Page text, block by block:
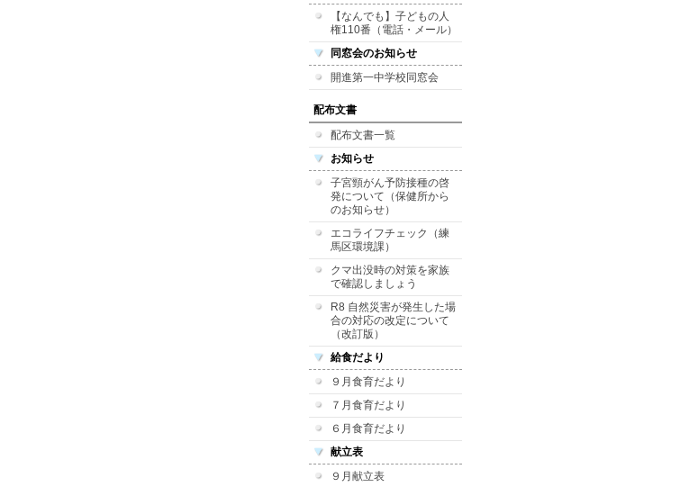
【なんでも】子どもの人
権110番（電話・メール）
同窓会のお知らせ
開進第一中学校同窓会
配布文書
配布文書一覧
お知らせ
子宮頸がん予防接種の啓
発について（保健所から
のお知らせ）
エコライフチェック（練
馬区環境課）
クマ出没時の対策を家族
で確認しましょう
R8 自然災害が発生した場
合の対応の改定について
（改訂版）
給食だより
９月食育だより
７月食育だより
６月食育だより
献立表
９月献立表